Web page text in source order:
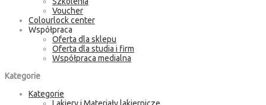
Voucher
Colourlock center
Współpraca
Oferta dla sklepu
Oferta dla studia i firm
Współpraca medialna
Kategorie
Kategorie